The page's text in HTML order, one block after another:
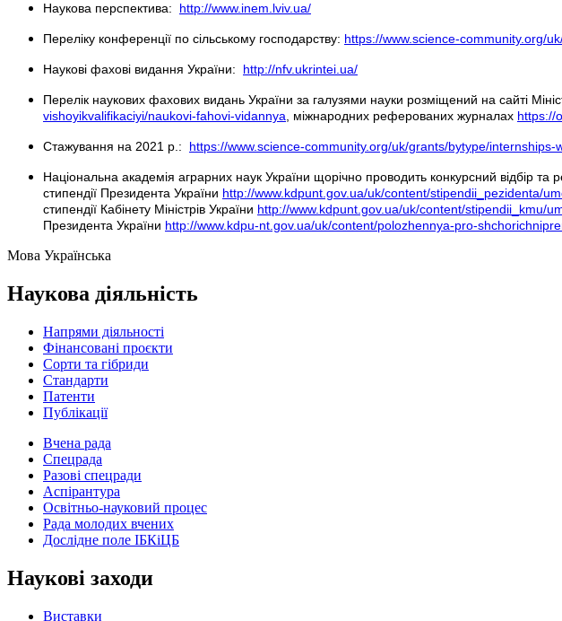
Наукова перспектива: http://www.inem.lviv.ua/
Переліку конференції по сільському господарству: https://www.science-community.org/
Наукові фахові видання України: http://nfv.ukrintei.ua/
Перелік наукових фахових видань України за галузями науки розміщений на сайті
vishoyikvalifikaciyi/naukovi-fahovi-vidannya, міжнародних реферованих журналах https://
Стажування на 2021 р.: https://www.science-community.org/uk/grants/bytype/internships-
Національна академія аграрних наук України щорічно проводить конкурсний відбір
стипендії Президента України http://www.kdpunt.gov.ua/uk/content/stipendii_pezidenta/
стипендії Кабінету Міністрів України http://www.kdpunt.gov.ua/uk/content/stipendii_kmu/
Президента України http://www.kdpu-nt.gov.ua/uk/content/polozhennya-pro-
Мова Українська
Наукова діяльність
Напрями діяльності
Фінансовані проєкти
Сорти та гібриди
Стандарти
Патенти
Публікації
Вчена рада
Спецрада
Разові спецради
Аспірантура
Освітньо-науковий процес
Рада молодих вчених
Дослідне поле ІБКіЦБ
Наукові заходи
Виставки